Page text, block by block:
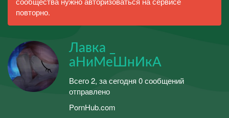
повторно.
Лавка _
аНиМеШнИкА
Всего 2, за сегодня 0 сообщений
отправлено
PornHub.com